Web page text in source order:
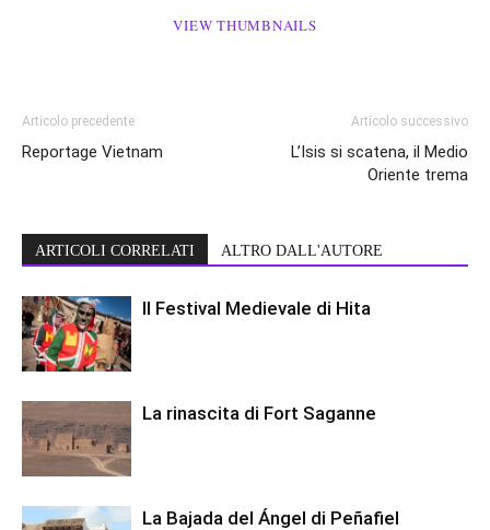
VIEW THUMBNAILS
Articolo precedente
Reportage Vietnam
Articolo successivo
L’Isis si scatena, il Medio
Oriente trema
ARTICOLI CORRELATI ALTRO DALL'AUTORE
Il Festival Medievale di Hita
La rinascita di Fort Saganne
La Bajada del Ángel di Peñafiel